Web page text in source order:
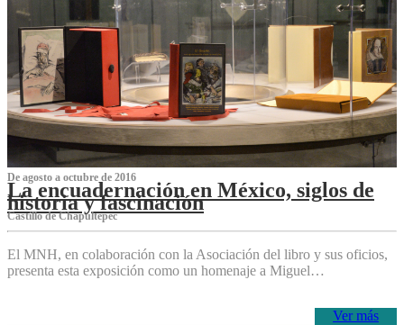
De agosto a octubre de 2016
La encuadernación en México, siglos de
historia y fascinación
Castillo de Chapultepec
El MNH, en colaboración con la Asociación del libro y sus oficios,
presenta esta exposición como un homenaje a Miguel…
Ver más